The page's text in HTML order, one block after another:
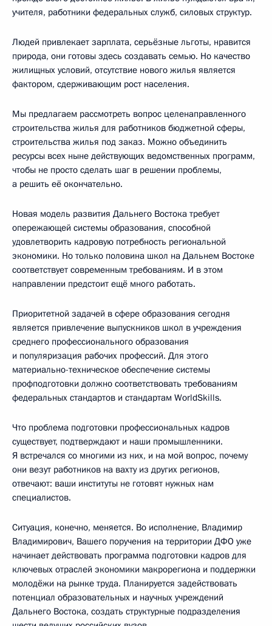
учителя, работники федеральных служб, силовых структур.
Людей привлекает зарплата, серьёзные льготы, нравится
природа, они готовы здесь создавать семью. Но качество
жилищных условий, отсутствие нового жилья является
фактором, сдерживающим рост населения.
Мы предлагаем рассмотреть вопрос целенаправленного
строительства жилья для работников бюджетной сферы,
строительства жилья под заказ. Можно объединить
ресурсы всех ныне действующих ведомственных программ,
чтобы не просто сделать шаг в решении проблемы,
а решить её окончательно.
Новая модель развития Дальнего Востока требует
опережающей системы образования, способной
удовлетворить кадровую потребность региональной
экономики. Но только половина школ на Дальнем Востоке
соответствует современным требованиям. И в этом
направлении предстоит ещё много работать.
Приоритетной задачей в сфере образования сегодня
является привлечение выпускников школ в учреждения
среднего профессионального образования
и популяризация рабочих профессий. Для этого
материально-техническое обеспечение системы
профподготовки должно соответствовать требованиям
федеральных стандартов и стандартам WorldSkills.
Что проблема подготовки профессиональных кадров
существует, подтверждают и наши промышленники.
Я встречался со многими из них, и на мой вопрос, почему
они везут работников на вахту из других регионов,
отвечают: ваши институты не готовят нужных нам
специалистов.
Ситуация, конечно, меняется. Во исполнение, Владимир
Владимирович, Вашего поручения на территории ДФО уже
начинает действовать программа подготовки кадров для
ключевых отраслей экономики макрорегиона и поддержки
молодёжи на рынке труда. Планируется задействовать
потенциал образовательных и научных учреждений
Дальнего Востока, создать структурные подразделения